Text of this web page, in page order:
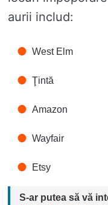
aurii includ:
West Elm
Ţintă
Amazon
Wayfair
Etsy
S-ar putea să vă